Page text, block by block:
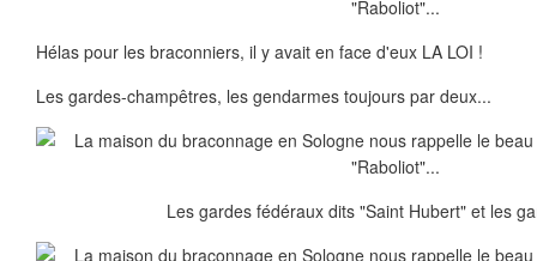
Hélas pour les braconniers, il y avait en face d'eux LA LOI !
Les gardes-champêtres, les gendarmes toujours par deux...
Les gardes fédéraux dits "Saint Hubert" et les